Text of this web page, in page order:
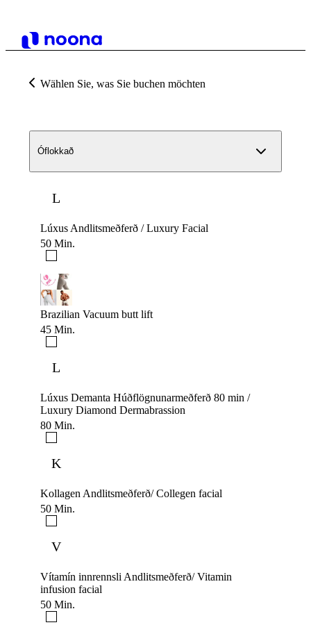
Wählen Sie, was Sie buchen möchten
Óflokkað
L
Lúxus Andlitsmeðferð / Luxury Facial
50 Min.
Brazilian Vacuum butt lift
45 Min.
L
Lúxus Demanta Húðflögnunarmeðferð 80 min /
Luxury Diamond Dermabrassion
80 Min.
K
Kollagen Andlitsmeðferð/ Collegen facial
50 Min.
V
Vítamín innrennsli Andlitsmeðferð/ Vitamin
infusion facial
50 Min.